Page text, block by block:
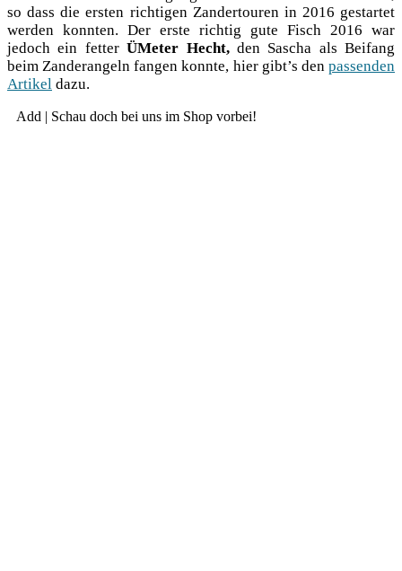
so dass die ers­ten rich­ti­gen Zan­der­tou­ren in 2016 gestar­tet
wer­den konn­ten. Der ers­te rich­tig gute Fisch 2016 war
jedoch ein fet­terÜMe­ter Hecht,den Sascha als Bei­fang
beim Zan­der­an­geln fan­gen konn­te, hier gibt’s den pas­sen­den
Arti­kel dazu.
Add | Schau doch bei uns im Shop vorbei!